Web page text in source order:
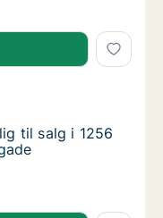
til salg i 1057
til salg i 1256
i 1256 København K,
til salg i 1256
til salg i 1256
til salg i 1256